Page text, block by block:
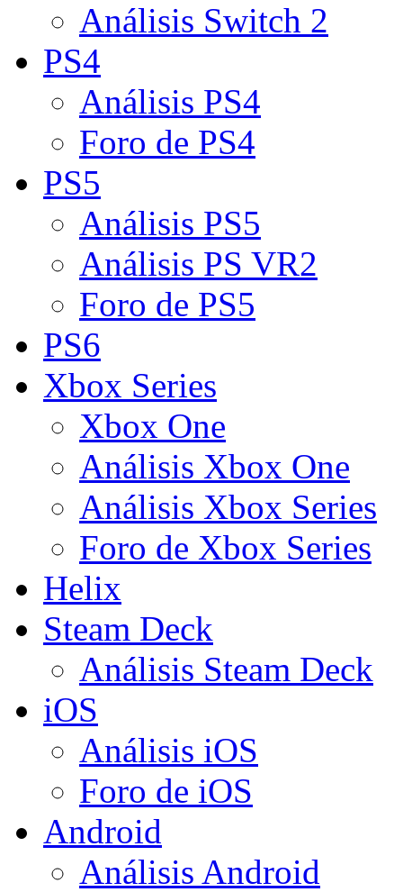
Análisis Switch 2
PS4
Análisis PS4
Foro de PS4
PS5
Análisis PS5
Análisis PS VR2
Foro de PS5
PS6
Xbox Series
Xbox One
Análisis Xbox One
Análisis Xbox Series
Foro de Xbox Series
Helix
Steam Deck
Análisis Steam Deck
iOS
Análisis iOS
Foro de iOS
Android
Análisis Android